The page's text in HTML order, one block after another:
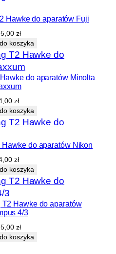
Hawke do aparatów Fuji
zł
koszyka
do aparatów Minolta
zł
koszyka
do aparatów Nikon
zł
koszyka
Hawke do aparatów
4/3
zł
koszyka